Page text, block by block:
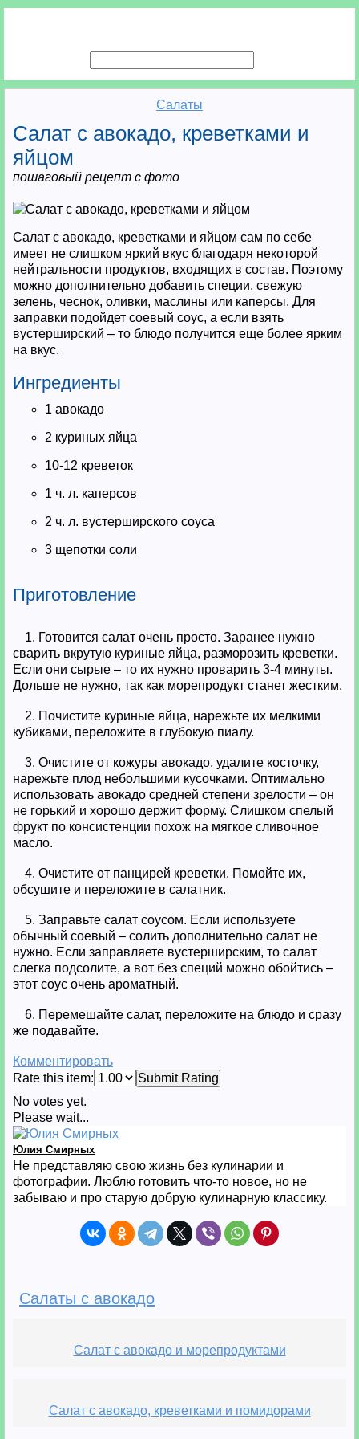
Салаты
Салат с авокадо, креветками и
яйцом
пошаговый рецепт с фото
Салат с авокадо, креветками и яйцом сам по себе
имеет не слишком яркий вкус благодаря некоторой
нейтральности продуктов, входящих в состав. Поэтому
можно дополнительно добавить специи, свежую
зелень, чеснок, оливки, маслины или каперсы. Для
заправки подойдет соевый соус, а если взять
вустерширский – то блюдо получится еще более ярким
на вкус.
Ингредиенты
1 авокадо
2 куриных яйца
10-12 креветок
1 ч. л. каперсов
2 ч. л. вустерширского соуса
3 щепотки соли
Приготовление
1. Готовится салат очень просто. Заранее нужно
сварить вкрутую куриные яйца, разморозить креветки.
Если они сырые – то их нужно проварить 3-4 минуты.
Дольше не нужно, так как морепродукт станет жестким.
2. Почистите куриные яйца, нарежьте их мелкими
кубиками, переложите в глубокую пиалу.
3. Очистите от кожуры авокадо, удалите косточку,
нарежьте плод небольшими кусочками. Оптимально
использовать авокадо средней степени зрелости – он
не горький и хорошо держит форму. Слишком спелый
фрукт по консистенции похож на мягкое сливочное
масло.
4. Очистите от панцирей креветки. Помойте их,
обсушите и переложите в салатник.
5. Заправьте салат соусом. Если используете
обычный соевый – солить дополнительно салат не
нужно. Если заправляете вустерширским, то салат
слегка подсолите, а вот без специй можно обойтись –
этот соус очень ароматный.
6. Перемешайте салат, переложите на блюдо и сразу
же подавайте.
Комментировать
Rate this item:
Submit Rating
No votes yet.
Please wait...
Юлия Смирных
Не представляю свою жизнь без кулинарии и
фотографии. Люблю готовить что-то новое, но не
забываю и про старую добрую кулинарную классику.
Салаты с авокадо
Салат с авокадо и морепродуктами
Салат с авокадо, креветками и помидорами